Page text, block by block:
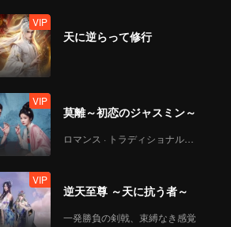
VIP
天に逆らって修行
VIP
莫離～初恋のジャスミン～
ロマンス · トラディショナル・コスチューム
VIP
逆天至尊 ～天に抗う者～
一発勝負の剣戟、束縛なき感覚